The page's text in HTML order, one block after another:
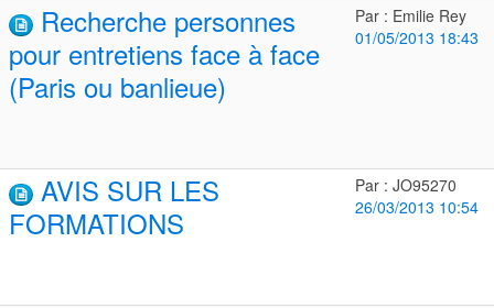
Recherche personnes
pour entretiens face à face
(Paris ou banlieue)
Par : Emilie Rey
01/05/2013 18:43
AVIS SUR LES
FORMATIONS
Par : JO95270
26/03/2013 10:54